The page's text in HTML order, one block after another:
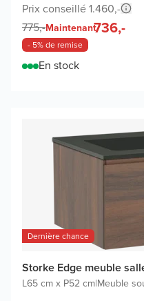
Prix conseillé 1.460,-
775,-Maintenant736,-
- 5% de remise
En stock
Dernière chance
Storke Edge meuble
L65 cm x P52 cm|Meuble